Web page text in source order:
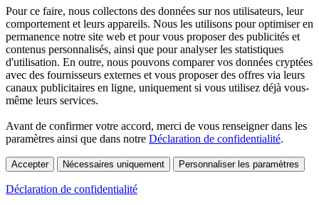
Pour ce faire, nous collectons des données sur nos utilisateurs, leur
comportement et leurs appareils. Nous les utilisons pour optimiser en
permanence notre site web et pour vous proposer des publicités et
contenus personnalisés, ainsi que pour analyser les statistiques
d'utilisation. En outre, nous pouvons comparer vos données cryptées
avec des fournisseurs externes et vous proposer des offres via leurs
canaux publicitaires en ligne, uniquement si vous utilisez déjà vous-
même leurs services.
Avant de confirmer votre accord, merci de vous renseigner dans les
paramètres ainsi que dans notre Déclaration de confidentialité.
Accepter Nécessaires uniquement Personnaliser les paramètres
Déclaration de confidentialité